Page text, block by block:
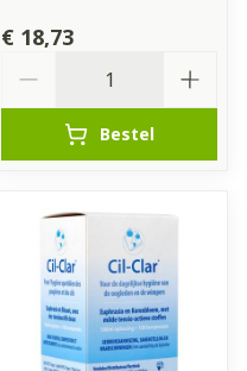
€ 18,73
Bestel